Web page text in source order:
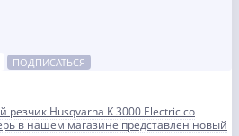
ПОДПИСАТЬСЯ
резчик Husqvarna K 3000 Electric со
в нашем магазине представлен новый